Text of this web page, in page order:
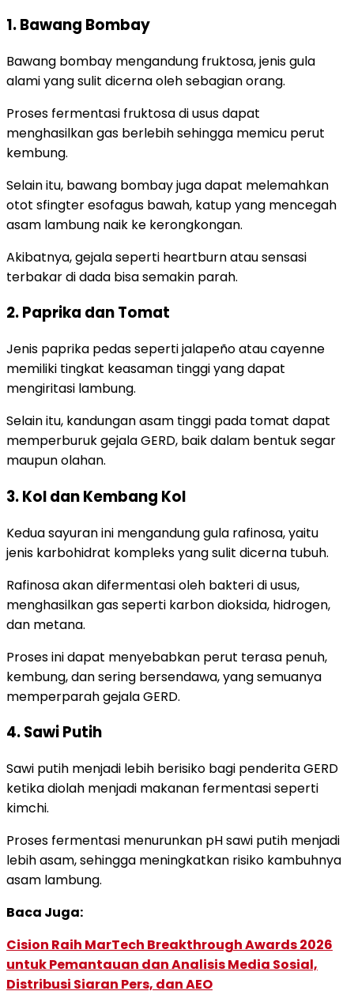
1. Bawang Bombay
Bawang bombay mengandung fruktosa, jenis gula
alami yang sulit dicerna oleh sebagian orang.
Proses fermentasi fruktosa di usus dapat
menghasilkan gas berlebih sehingga memicu perut
kembung.
Selain itu, bawang bombay juga dapat melemahkan
otot sfingter esofagus bawah, katup yang mencegah
asam lambung naik ke kerongkongan.
Akibatnya, gejala seperti heartburn atau sensasi
terbakar di dada bisa semakin parah.
2. Paprika dan Tomat
Jenis paprika pedas seperti jalapeño atau cayenne
memiliki tingkat keasaman tinggi yang dapat
mengiritasi lambung.
Selain itu, kandungan asam tinggi pada tomat dapat
memperburuk gejala GERD, baik dalam bentuk segar
maupun olahan.
3. Kol dan Kembang Kol
Kedua sayuran ini mengandung gula rafinosa, yaitu
jenis karbohidrat kompleks yang sulit dicerna tubuh.
Rafinosa akan difermentasi oleh bakteri di usus,
menghasilkan gas seperti karbon dioksida, hidrogen,
dan metana.
Proses ini dapat menyebabkan perut terasa penuh,
kembung, dan sering bersendawa, yang semuanya
memperparah gejala GERD.
4. Sawi Putih
Sawi putih menjadi lebih berisiko bagi penderita GERD
ketika diolah menjadi makanan fermentasi seperti
kimchi.
Proses fermentasi menurunkan pH sawi putih menjadi
lebih asam, sehingga meningkatkan risiko kambuhnya
asam lambung.
Baca Juga:
Cision Raih MarTech Breakthrough Awards 2026
untuk Pemantauan dan Analisis Media Sosial,
Distribusi Siaran Pers, dan AEO